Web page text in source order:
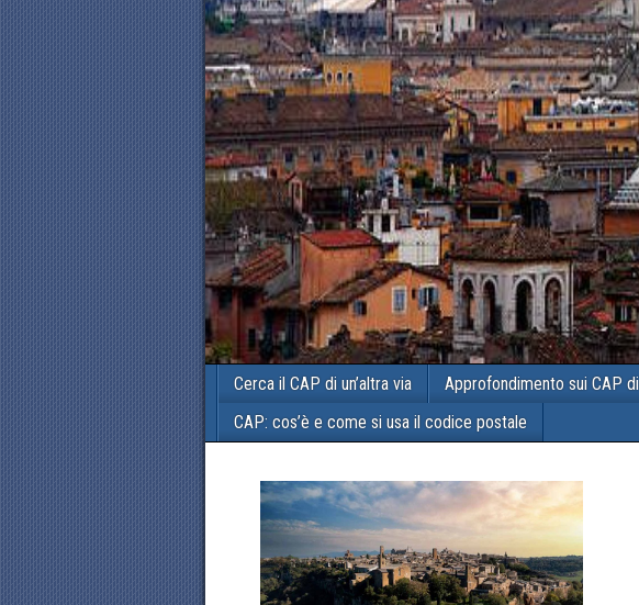
Cerca il CAP di un’altra via Approfondimento sui CAP
CAP: cos’è e come si usa il codice postale